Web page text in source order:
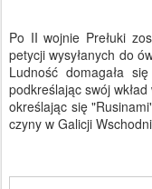
Po II wojnie Prełuki
petycji wysyłanych do
Ludność domagała
podkreślając swój
określając się
czyny w Galicji